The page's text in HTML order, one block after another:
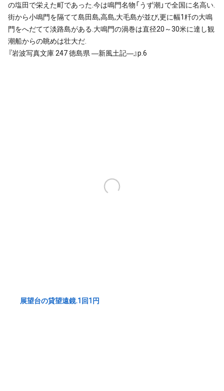
の塩田で栄えた町であった.今は鳴門名物「うず潮」で全国に名高い.
街から小鳴門を隔てて島田島,高島,大毛島が並び,更に幅1粁の大鳴
門をへだてて淡路島がある.大鳴門の渦巻は直径20～30米に達し観
潮船からの眺めは壮大だ.
『岩波写真文庫 247 徳島県 ―新風土記―』p.6
展望台の貸望遠鏡.1回1円